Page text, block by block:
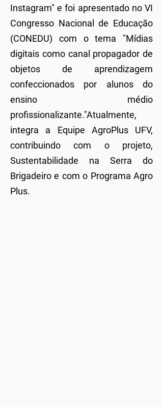
Instagram" e foi apresentado no VI
Congresso Nacional de Educação
(CONEDU) com o tema "Mídias
digitais como canal propagador de
objetos de aprendizagem
confeccionados por alunos do
ensino médio
profissionalizante."Atualmente,
integra a Equipe AgroPlus UFV,
contribuindo com o projeto,
Sustentabilidade na Serra do
Brigadeiro e com o Programa Agro
Plus.